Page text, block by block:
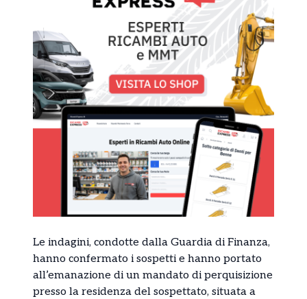
Le indagini, condotte dalla Guardia di Finanza,
hanno confermato i sospetti e hanno portato
all’emanazione di un mandato di perquisizione
presso la residenza del sospettato, situata a